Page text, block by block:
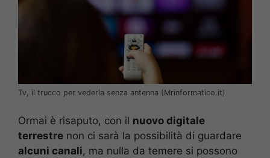
Tv, il trucco per vederla senza antenna (Mrinformatico.it)
Ormai è risaputo, con il nuovo digitale
terrestre non ci sarà la possibilità di guardare
alcuni canali, ma nulla da temere si possono